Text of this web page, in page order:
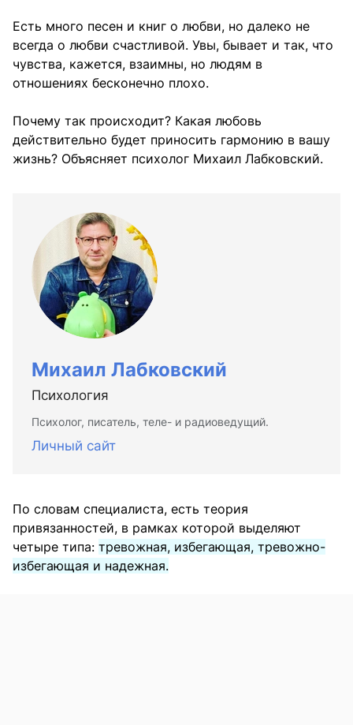
Есть много песен и книг о любви, но далеко не
всегда о любви счастливой. Увы, бывает и так, что
чувства, кажется, взаимны, но людям в
отношениях бесконечно плохо.
Почему так происходит? Какая любовь
действительно будет приносить гармонию в вашу
жизнь? Объясняет психолог Михаил Лабковский.
Михаил Лабковский
Психология
Психолог, писатель, теле- и радиоведущий.
Личный сайт
По словам специалиста, есть теория
привязанностей, в рамках которой выделяют
четыре типа: тревожная, избегающая, тревожно-
избегающая и надежная.